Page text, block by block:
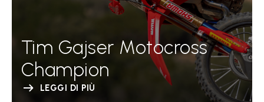
Tim Gajser Motocross
Champion
LEGGI DI PIÙ